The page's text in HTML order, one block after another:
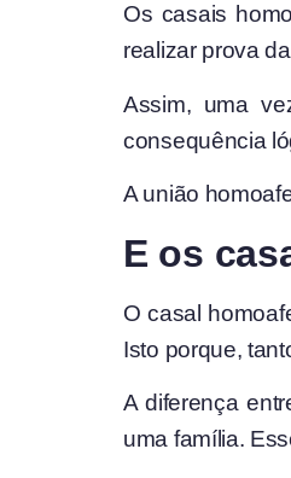
Os casais
realizar prova
Assim, uma
consequência
A união
E os
O casal
Isto porque,
A diferença
uma família.